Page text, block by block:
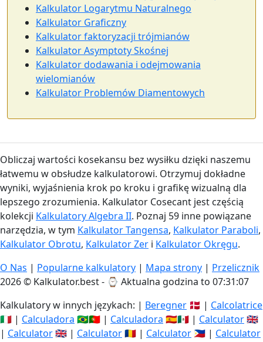
Kalkulator Logarytmu Naturalnego
Kalkulator Graficzny
Kalkulator faktoryzacji trójmianów
Kalkulator Asymptoty Skośnej
Kalkulator dodawania i odejmowania
wielomianów
Kalkulator Problemów Diamentowych
Obliczaj wartości kosekansu bez wysiłku dzięki naszemu
łatwemu w obsłudze kalkulatorowi. Otrzymuj dokładne
wyniki, wyjaśnienia krok po kroku i grafikę wizualną dla
lepszego zrozumienia. Kalkulator Cosecant jest częścią
kolekcji Kalkulatory Algebra II. Poznaj 59 inne powiązane
narzędzia, w tym Kalkulator Tangensa, Kalkulator Paraboli,
Kalkulator Obrotu, Kalkulator Zer i Kalkulator Okręgu.
O Nas | Popularne kalkulatory | Mapa strony | Przelicznik
2026 © Kalkulator.best - ⌚ Aktualna godzina to 07:31:07
Kalkulatory w innych językach: | Beregner 🇩🇰 | Calcolatrice
🇮🇹 | Calculadora 🇧🇷🇵🇹 | Calculadora 🇪🇸🇲🇽 | Calculator🇬🇧
| Calculator🇬🇧 | Calculator🇷🇴 | Calculator 🇵🇭 | Calculator